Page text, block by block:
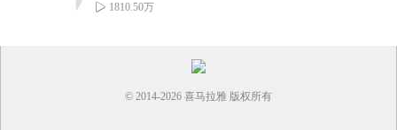
1810.50万
© 2014-2026 喜马拉雅 版权所有